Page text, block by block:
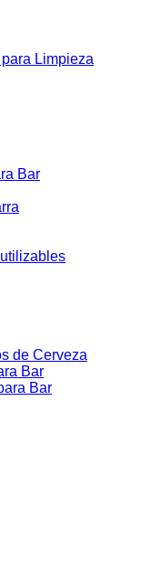
Limpieza
Bar
de Cerveza
Bar
Bar